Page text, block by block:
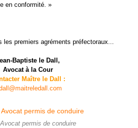
en conformité. »
les premiers agréments préfectoraux...
Baptiste le Dall,
Avocat à la Cour
Maître le Dall :
permis de conduire